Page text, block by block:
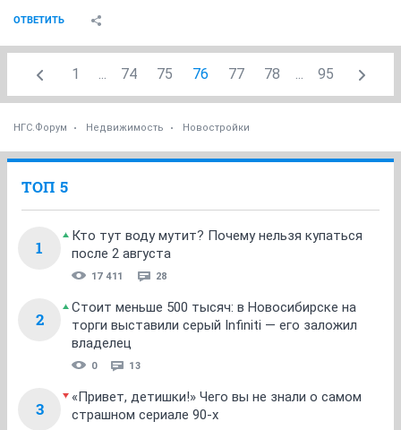
ОТВЕТИТЬ
1 ... 74 75 76 77 78 ... 95
НГС.Форум Недвижимость Новостройки
ТОП 5
1
Кто тут воду мутит? Почему нельзя купаться
после 2 августа
17 411 28
2
Стоит меньше 500 тысяч: в Новосибирске на
торги выставили серый Infiniti — его заложил
владелец
0 13
3
«Привет, детишки!» Чего вы не знали о самом
страшном сериале 90-х